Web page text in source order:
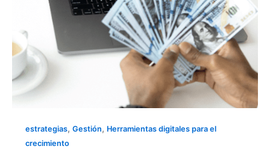
estrategias, Gestión, Herramientas digitales para el
crecimiento
PIZZAS
Y
COMIDA
RÁPIDA